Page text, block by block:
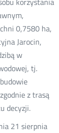
0,7580 ha,
Jarocin,
w
tj.
z trasą
decyzji.
21 sierpnia